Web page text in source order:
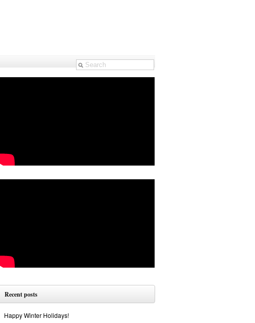
Recent posts
Happy Winter Holidays!